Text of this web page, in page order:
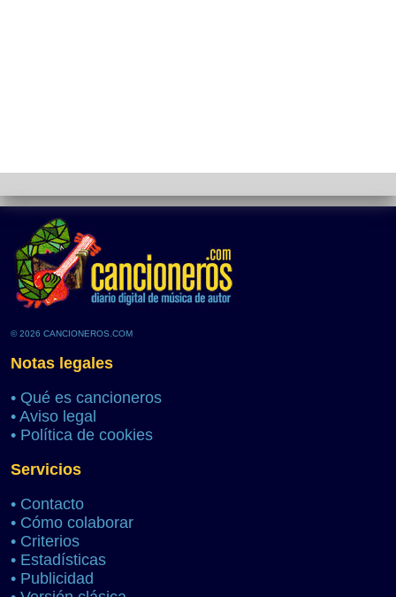
© 2026 CANCIONEROS.COM
Notas legales
• Qué es cancioneros
• Aviso legal
• Política de cookies
Servicios
• Contacto
• Cómo colaborar
• Criterios
• Estadísticas
• Publicidad